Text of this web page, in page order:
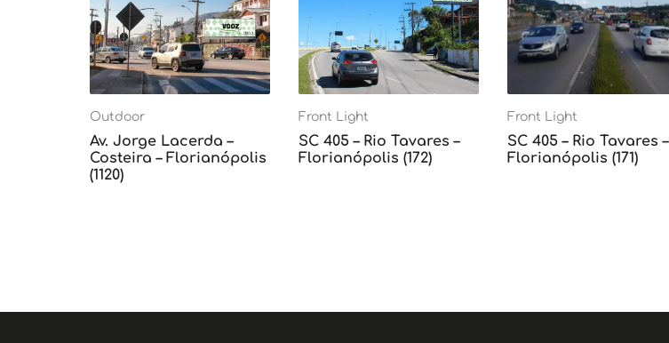
Outdoor
Av. Jorge Lacerda –
Costeira – Florianópolis
(1120)
Front Light
SC 405 – Rio Tavares –
Florianópolis (172)
Front Light
SC 405 – Rio Tavares –
Florianópolis (171)